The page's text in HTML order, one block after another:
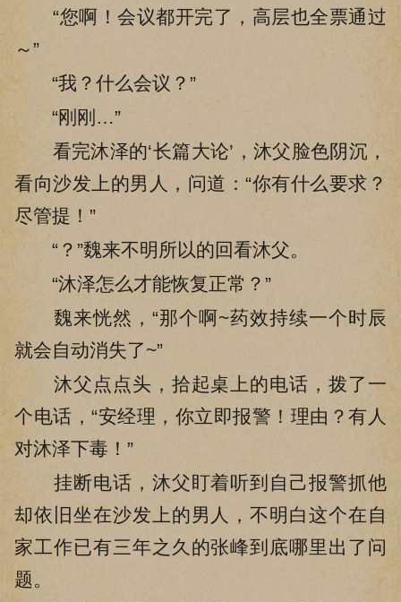
“您啊！会议都开完了，高层也全票通过
～”
“我？什么会议？”
“刚刚…”
看完沐泽的‘长篇大论’，沐父脸色阴沉，
看向沙发上的男人，问道：“你有什么要求？
尽管提！”
“？”魏来不明所以的回看沐父。
“沐泽怎么才能恢复正常？”
魏来恍然，“那个啊~药效持续一个时辰
就会自动消失了~”
沐父点点头，拾起桌上的电话，拨了一
个电话，“安经理，你立即报警！理由？有人
对沐泽下毒！”
挂断电话，沐父盯着听到自己报警抓他
却依旧坐在沙发上的男人，不明白这个在自
家工作已有三年之久的张峰到底哪里出了问
题。